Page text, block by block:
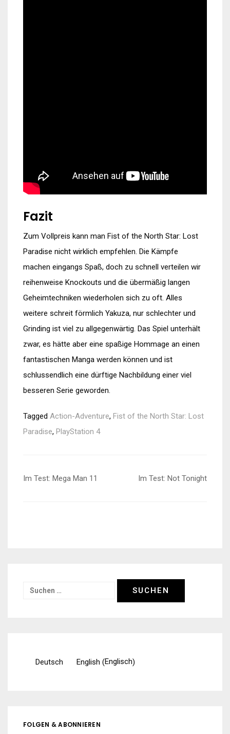
Fazit
Zum Vollpreis kann man Fist of the North Star: Lost
Paradise nicht wirklich empfehlen. Die Kämpfe
machen eingangs Spaß, doch zu schnell verteilen wir
reihenweise Knockouts und die übermäßig langen
Geheimtechniken wiederholen sich zu oft. Alles
weitere schreit förmlich Yakuza, nur schlechter und
Grinding ist viel zu allgegenwärtig. Das Spiel unterhält
zwar, es hätte aber eine spaßige Hommage an einen
fantastischen Manga werden können und ist
schlussendlich eine dürftige Nachbildung einer viel
besseren Serie geworden.
Tagged Action-Adventure, Fist of the North Star: Lost
Paradise, PlayStation 4
Beitragsnavigation
Im Test: Mega Man 11 Im Test: Not Tonight
Suchen
Deutsch English (Englisch)
FOLGEN & ABONNIEREN